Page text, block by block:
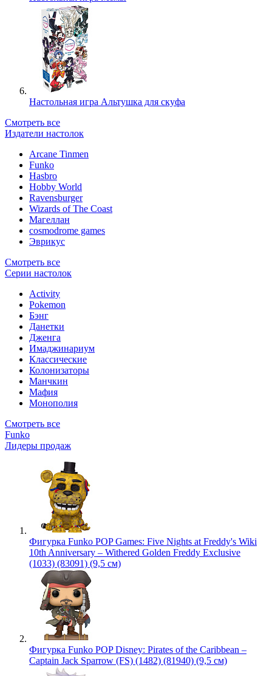
Настольная игра Альтушка для скуфа
Смотреть все
Издатели настолок
Arcane Tinmen
Funko
Hasbro
Hobby World
Ravensburger
Wizards of The Coast
Магеллан
сosmodrome games
Эврикус
Смотреть все
Серии настолок
Activity
Pokemon
Бэнг
Данетки
Дженга
Имаджинариум
Классические
Колонизаторы
Манчкин
Мафия
Монополия
Смотреть все
Funko
Лидеры продаж
Фигурка Funko POP Games: Five Nights at Freddy's Wiki
10th Anniversary – Withered Golden Freddy Exclusive
(1033) (83091) (9,5 см)
Фигурка Funko POP Disney: Pirates of the Caribbean –
Captain Jack Sparrow (FS) (1482) (81940) (9,5 см)